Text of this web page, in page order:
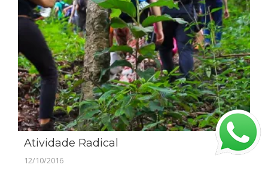
Atividade Radical
12/10/2016